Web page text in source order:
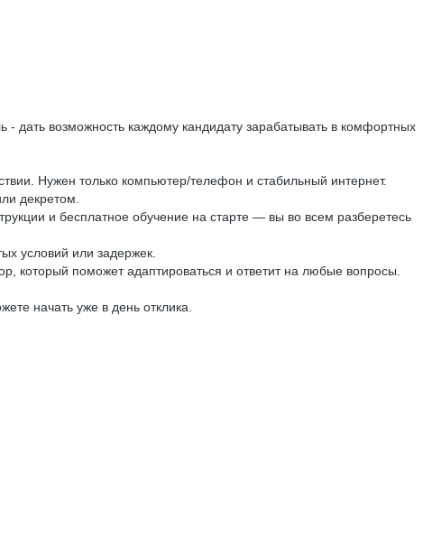
возможность каждому кандидату зарабатывать в комфортных
Нужен только компьютер/телефон и стабильный интернет.
декретом.
и бесплатное обучение на старте — вы во всем разберетесь
условий или задержек.
который поможет адаптироваться и ответит на любые вопросы.
начать уже в день отклика.